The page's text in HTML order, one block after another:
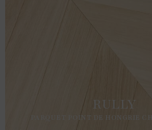
RULLY
PARQUET POINT DE HONGRIE